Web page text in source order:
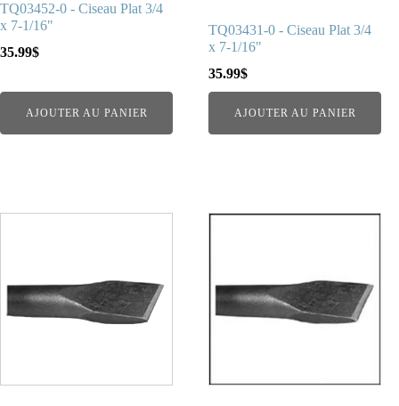
TQ03452-0 - Ciseau Plat 3/4
x 7-1/16"
35.99$
AJOUTER AU PANIER
TQ03431-0 - Ciseau Plat 3/4
x 7-1/16"
35.99$
AJOUTER AU PANIER